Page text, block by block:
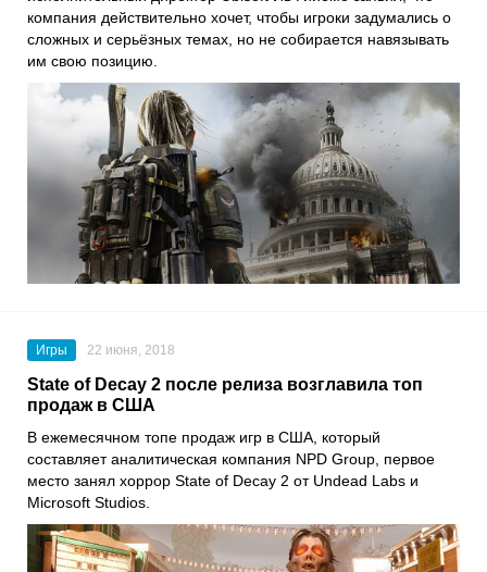
компания действительно хочет, чтобы игроки задумались о
сложных и серьёзных темах, но не собирается навязывать
им свою позицию.
Игры 22 июня, 2018
State of Decay 2 после релиза возглавила топ
продаж в США
В ежемесячном топе продаж игр в США, который
составляет аналитическая компания NPD Group, первое
место занял хоррор State of Decay 2 от Undead Labs и
Microsoft Studios.